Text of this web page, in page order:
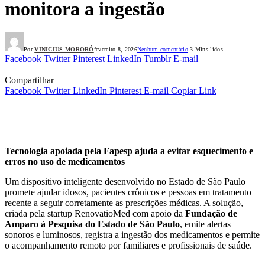
monitora a ingestão
Por VINICIUS MORORÓfevereiro 8, 2026Nenhum comentário3 Mins lidos
Facebook Twitter Pinterest LinkedIn Tumblr E-mail
Compartilhar
Facebook Twitter LinkedIn Pinterest E-mail Copiar Link
Tecnologia apoiada pela Fapesp ajuda a evitar esquecimento e
erros no uso de medicamentos
Um dispositivo inteligente desenvolvido no Estado de São Paulo
promete ajudar idosos, pacientes crônicos e pessoas em tratamento
recente a seguir corretamente as prescrições médicas. A solução,
criada pela startup RenovatioMed com apoio da Fundação de
Amparo à Pesquisa do Estado de São Paulo, emite alertas
sonoros e luminosos, registra a ingestão dos medicamentos e permite
o acompanhamento remoto por familiares e profissionais de saúde.